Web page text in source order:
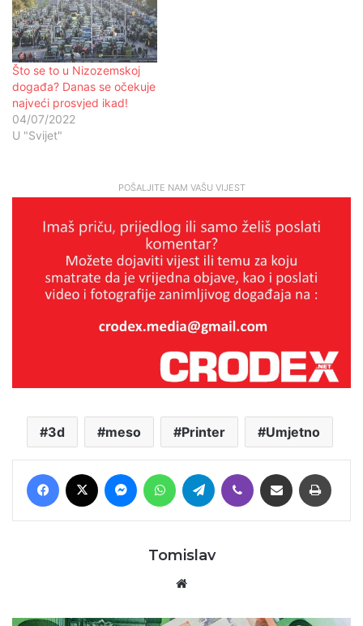
Što se to u Nizozemskoj
događa? Danas se očekuje
najveći prosvjed ikad!
04/07/2022
U "Svijet"
POŠALJITE NAM VAŠU VIJEST
3d meso Printer Umjetno
Facebook MessengerWhatsAppTelegram Viber Podijeli putem E-maila
Tomislav